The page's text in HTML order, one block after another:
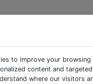
to improve your browsing
content and targeted
where our visitors